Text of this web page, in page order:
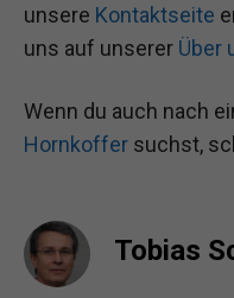
unsere Kontaktseite
uns auf unserer Über
Wenn du auch nach
Hornkoffer suchst,
Tobias